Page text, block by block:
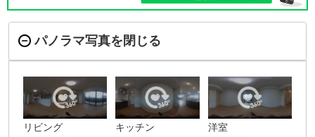
パノラマ写真を閉じる
リビング キッチン 洋室